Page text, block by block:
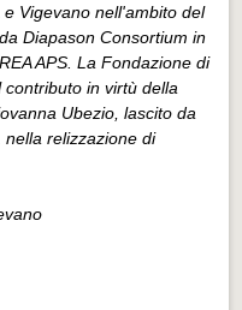
Vigevano nell'ambito del
Diapason Consortium in
APS. La Fondazione di
in virtù della
Ubezio, lascito da
relizzazione di